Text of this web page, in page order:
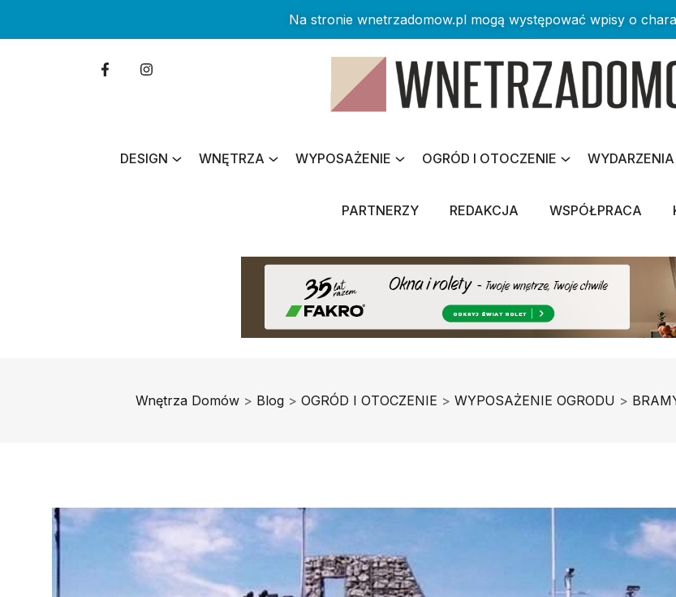
Na stronie wnetrzadomow.pl mogą występować wpisy o
DESIGN WNĘTRZA WYPOSAŻENIE OGRÓD I OTOCZENIE WYDARZENIA
PARTNERZY REDAKCJA WSPÓŁPRACA
Wnętrza Domów > Blog > OGRÓD I OTOCZENIE > WYPOSAŻENIE OGRODU >